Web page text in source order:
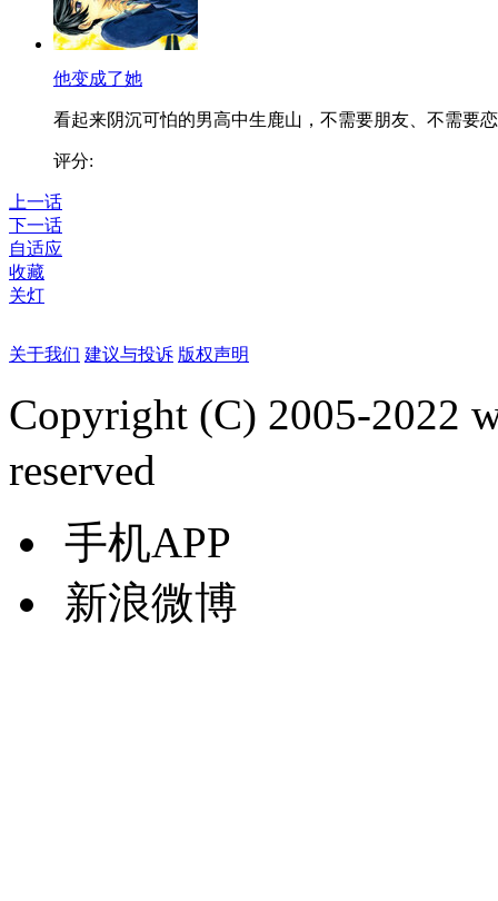
他变成了她
看起来阴沉可怕的男高中生鹿山，不需要朋友、不需要
评分:
上一话
下一话
自适应
收藏
关灯
关于我们 建议与投诉 版权声明
Copyright (C) 2005-2022
reserved
手机APP
新浪微博